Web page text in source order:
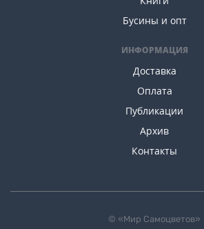
Бусины и опт
ИНФОРМАЦИЯ
Доставка
Оплата
Публикации
Архив
Контакты
© «Мир Самоцветов»